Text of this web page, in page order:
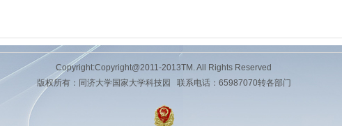
Copyright:Copyright@2011-2013TM. All Rights Reserved
版权所有：同济大学国家大学科技园 联系电话：65987070转各部门